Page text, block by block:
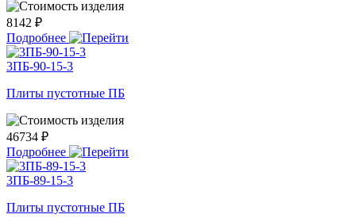
8142 ₽
Подробнее
3ПБ-90-15-3
Плиты пустотные ПБ
46734 ₽
Подробнее
3ПБ-89-15-3
Плиты пустотные ПБ